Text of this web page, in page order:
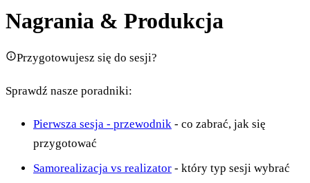
Nagrania & Produkcja
Przygotowujesz się do sesji?
Sprawdź nasze poradniki:
Pierwsza sesja - przewodnik - co zabrać, jak się
przygotować
Samorealizacja vs realizator - który typ sesji wybrać